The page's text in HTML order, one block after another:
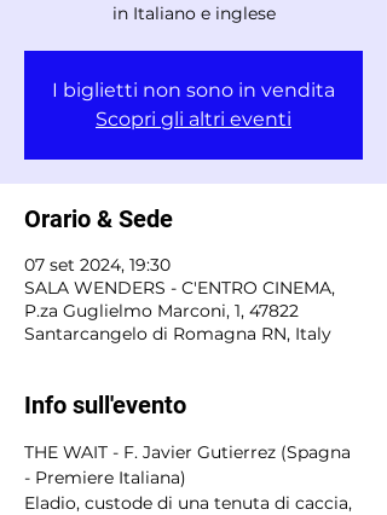
in Italiano e inglese
I biglietti non sono in vendita
Scopri gli altri eventi
Orario & Sede
07 set 2024, 19:30
SALA WENDERS - C'ENTRO CINEMA,
P.za Guglielmo Marconi, 1, 47822
Santarcangelo di Romagna RN, Italy
Info sull'evento
THE WAIT - F. Javier Gutierrez (Spagna
- Premiere Italiana)
Eladio, custode di una tenuta di caccia,